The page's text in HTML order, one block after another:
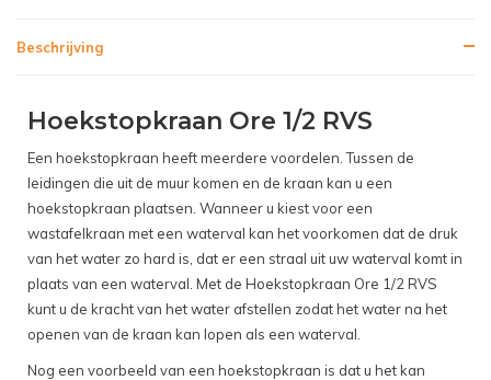
Beschrijving
Hoekstopkraan Ore 1/2 RVS
Een hoekstopkraan heeft meerdere voordelen. Tussen de
leidingen die uit de muur komen en de kraan kan u een
hoekstopkraan plaatsen. Wanneer u kiest voor een
wastafelkraan met een waterval kan het voorkomen dat de druk
van het water zo hard is, dat er een straal uit uw waterval komt in
plaats van een waterval. Met de Hoekstopkraan Ore 1/2 RVS
kunt u de kracht van het water afstellen zodat het water na het
openen van de kraan kan lopen als een waterval.
Nog een voorbeeld van een hoekstopkraan is dat u het kan